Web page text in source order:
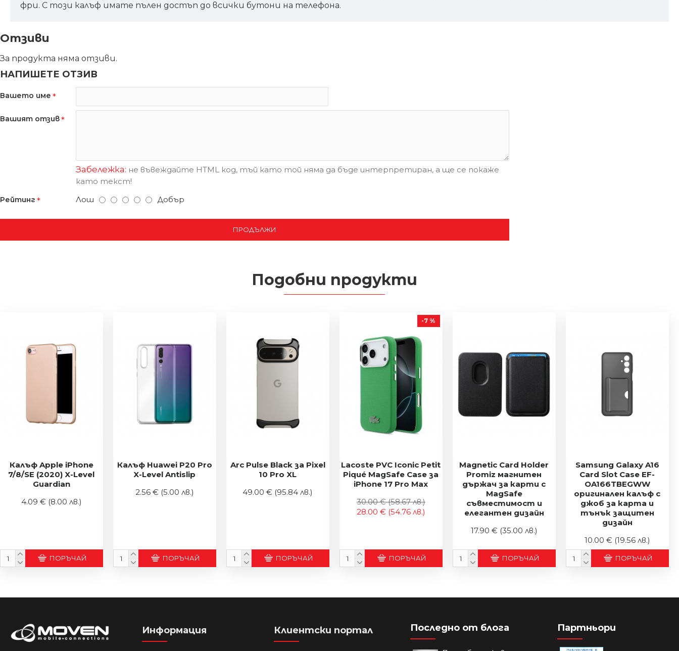
фри. С този калъф имате пълен достъп до всички бутони на телефона.
Отзиви
За продукта няма отзиви.
НАПИШЕТЕ ОТЗИВ
Вашето име
Вашият отзив
Забележка: не въвеждайте HTML код, тъй като той няма да бъде интерпретиран, а ще се покаже
като текст!
Рейтинг Лош Добър
ПРОДЪЛЖИ
Подобни продукти
Калъф Apple iPhone
7/8/SE (2020) X-Level
Guardian
4.09 € (8.00 лв.)
ПОРЪЧАЙ
Калъф Huawei P20 Pro
X-Level Antislip
2.56 € (5.00 лв.)
ПОРЪЧАЙ
Arc Pulse Black за Pixel
10 Pro XL
49.00 € (95.84 лв.)
ПОРЪЧАЙ
-7 %
Lacoste PVC Iconic Petit
Piqué MagSafe Case за
iPhone 17 Pro Max
28.00 € (54.76 лв.)
30.00 €(58.67 лв.)
ПОРЪЧАЙ
Magnetic Card Holder
Promiz магнитен
държач за карти с
MagSafe
съвместимост и
елегантен дизайн
17.90 € (35.00 лв.)
ПОРЪЧАЙ
Samsung Galaxy A16
Card Slot Case EF-
OA166TBEGWW
оригинален калъф с
джоб за карта и
тънък защитен
дизайн
10.00 € (19.56 лв.)
ПОРЪЧАЙ
Информация Клиентски портал Последно от блога Партньори